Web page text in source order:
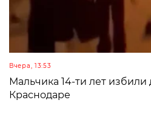
Вчера, 13:53
Мальчика 14-ти лет
Краснодаре